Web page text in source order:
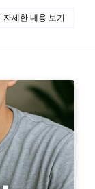
자세한 내용 보기